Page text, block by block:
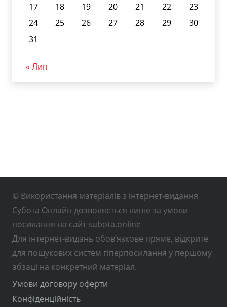
17
18 19 20 21 22
23
24
25 26 27 28 29
30
31
« Лип
© Використання матеріалів з інтернет-видання
Субота Онлайн дозволяється лише за умови
посилання на сайт subota.online
Для інтернет-видань обов’язкове пряме, відкрите
для пошукових систем гіперпосилання у першому
абзаці на конкретний матеріал.
Умови договору оферти
Конфіденційність